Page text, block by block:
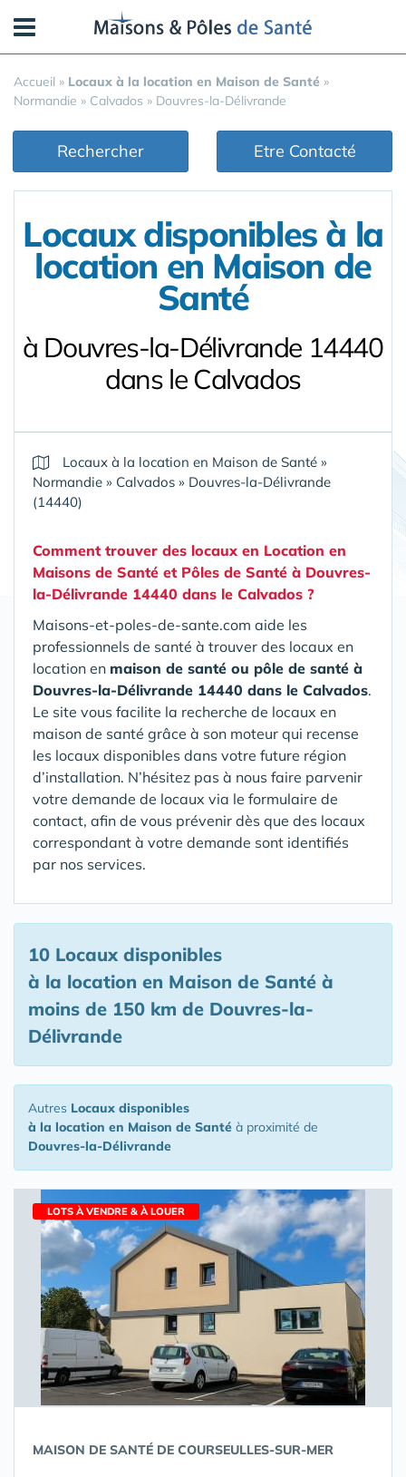
Accueil » Locaux à la location en Maison de Santé »
Normandie » Calvados » Douvres-la-Délivrande
Rechercher Etre Contacté
Locaux disponibles à la
location en Maison de
Santé
à Douvres-la-Délivrande 14440
dans le Calvados
Locaux à la location en Maison de Santé »
Normandie » Calvados » Douvres-la-Délivrande
(14440)
Comment trouver des locaux en Location en
Maisons de Santé et Pôles de Santé à Douvres-
la-Délivrande 14440 dans le Calvados ?
Maisons-et-poles-de-sante.com aide les
professionnels de santé à trouver des locaux en
location en maison de santé ou pôle de santé à
Douvres-la-Délivrande 14440 dans le Calvados.
Le site vous facilite la recherche de locaux en
maison de santé grâce à son moteur qui recense
les locaux disponibles dans votre future région
d’installation. N’hésitez pas à nous faire parvenir
votre demande de locaux via le formulaire de
contact, afin de vous prévenir dès que des locaux
correspondant à votre demande sont identifiés
par nos services.
10 Locaux disponibles
à la location en Maison de Santé à
moins de 150 km de Douvres-la-
Délivrande
Autres Locaux disponibles
à la location en Maison de Santé à proximité de
Douvres-la-Délivrande
LOTS À VENDRE & À LOUER
MAISON DE SANTÉ DE COURSEULLES-SUR-MER
Panneau de gestion des cookies